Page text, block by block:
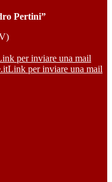
Pertini”
per inviare una mail
Link per inviare una mail